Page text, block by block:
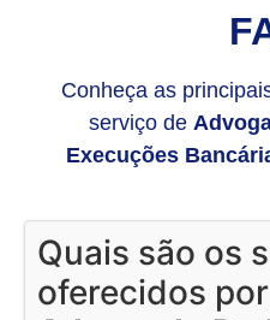
Conheça as
serviço de
Execuções
Quais são os
oferecidos